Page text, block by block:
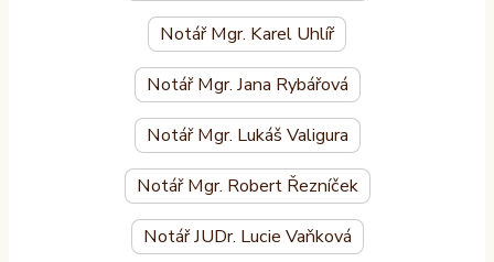
Notář Mgr. Karel Uhlíř
Notář Mgr. Jana Rybářová
Notář Mgr. Lukáš Valigura
Notář Mgr. Robert Řezníček
Notář JUDr. Lucie Vaňková